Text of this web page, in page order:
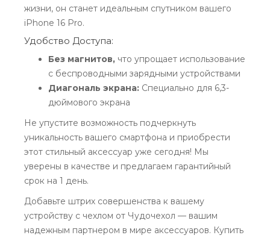
жизни, он станет идеальным спутником вашего
iPhone 16 Pro.
Удобство Доступа:
Без магнитов, что упрощает использование
с беспроводными зарядными устройствами
Диагональ экрана: Специально для 6,3-
дюймового экрана
Не упустите возможность подчеркнуть
уникальность вашего смартфона и приобрести
этот стильный аксессуар уже сегодня! Мы
уверены в качестве и предлагаем гарантийный
срок на 1 день.
Добавьте штрих совершенства к вашему
устройству с чехлом от Чудочехол — вашим
надежным партнером в мире аксессуаров. Купить